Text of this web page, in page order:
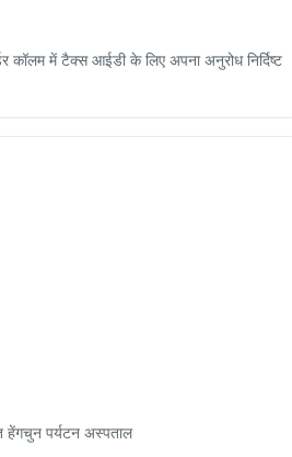
में टैक्स आईडी के लिए अपना अनुरोध निर्दिष्ट
हेंगचुन पर्यटन अस्पताल